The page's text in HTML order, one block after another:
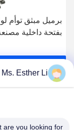
برميل المبثق ذو
المزدوج مصمم
احصل على
Ms. Esther Li
you looking for?